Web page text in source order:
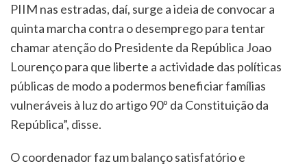
PIIM nas estradas, daí, surge a ideia de convocar a
quinta marcha contra o desemprego para tentar
chamar atenção do Presidente da República Joao
Lourenço para que liberte a actividade das políticas
públicas de modo a podermos beneficiar famílias
vulneráveis à luz do artigo 90º da Constituição da
República”, disse.
O coordenador faz um balanço satisfatório e